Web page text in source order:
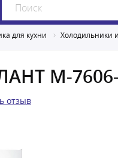
для кухни Холодильники
М-
отзыв